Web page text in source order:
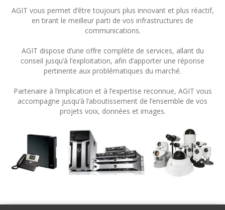
AGIT vous permet d’être toujours plus innovant et plus réactif,
en tirant le meilleur parti de vos infrastructures de
communications.
AGIT dispose d’une offre complète de services, allant du
conseil jusqu’à l’exploitation, afin d’apporter une réponse
pertinente aux problématiques du marché.
Partenaire à l’implication et à l’expertise reconnue, AGIT vous
accompagne jusqu’à l’aboutissement de l’ensemble de vos
projets voix, données et images.